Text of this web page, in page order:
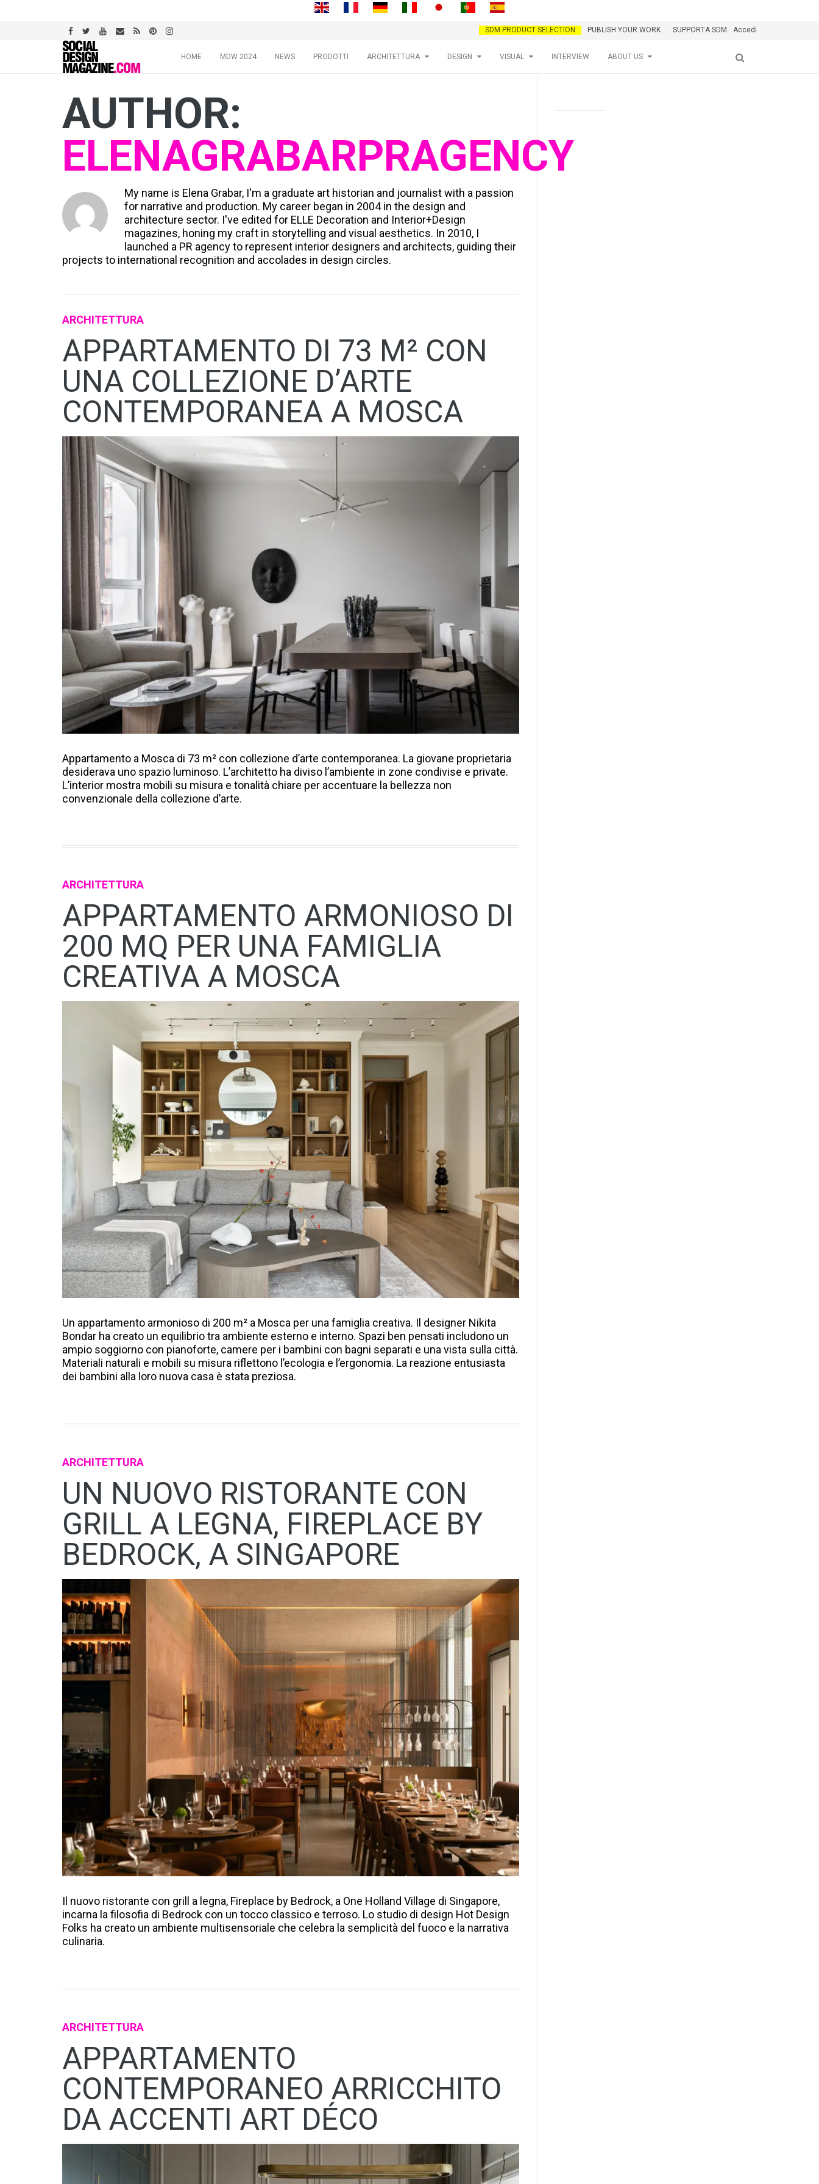
SDM PRODUCT SELECTION PUBLISH YOUR WORK SUPPORTA SDM Accedi
to
HOME MDW 2024 NEWS PRODOTTI ARCHITETTURA DESIGN VISUAL INTERVIEW ABOUT US
AUTHOR:
ELENAGRABARPRAGENCY
My name is Elena Grabar, I'm a graduate art historian and journalist with a passion
for narrative and production. My career began in 2004 in the design and
architecture sector. I've edited for ELLE Decoration and Interior+Design
magazines, honing my craft in storytelling and visual aesthetics. In 2010, I
launched a PR agency to represent interior designers and architects, guiding their
projects to international recognition and accolades in design circles.
ARCHITETTURA
APPARTAMENTO DI 73 M² CON
UNA COLLEZIONE D’ARTE
CONTEMPORANEA A MOSCA
Appartamento a Mosca di 73 m² con collezione d’arte contemporanea. La giovane proprietaria
desiderava uno spazio luminoso. L’architetto ha diviso l’ambiente in zone condivise e private.
L’interior mostra mobili su misura e tonalità chiare per accentuare la bellezza non
convenzionale della collezione d’arte.
ARCHITETTURA
APPARTAMENTO ARMONIOSO DI
200 MQ PER UNA FAMIGLIA
CREATIVA A MOSCA
Un appartamento armonioso di 200 m² a Mosca per una famiglia creativa. Il designer Nikita
Bondar ha creato un equilibrio tra ambiente esterno e interno. Spazi ben pensati includono un
ampio soggiorno con pianoforte, camere per i bambini con bagni separati e una vista sulla città.
Materiali naturali e mobili su misura riflettono l’ecologia e l’ergonomia. La reazione entusiasta
dei bambini alla loro nuova casa è stata preziosa.
ARCHITETTURA
UN NUOVO RISTORANTE CON
GRILL A LEGNA, FIREPLACE BY
BEDROCK, A SINGAPORE
Il nuovo ristorante con grill a legna, Fireplace by Bedrock, a One Holland Village di Singapore,
incarna la filosofia di Bedrock con un tocco classico e terroso. Lo studio di design Hot Design
Folks ha creato un ambiente multisensoriale che celebra la semplicità del fuoco e la narrativa
culinaria.
ARCHITETTURA
APPARTAMENTO
CONTEMPORANEO ARRICCHITO
DA ACCENTI ART DÉCO